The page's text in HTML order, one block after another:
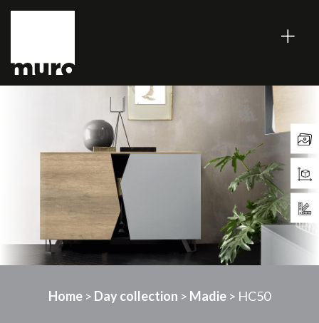
Home > Day collection > Madie > HC50